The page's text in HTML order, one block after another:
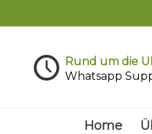
Rund um die
Whatsapp
Home